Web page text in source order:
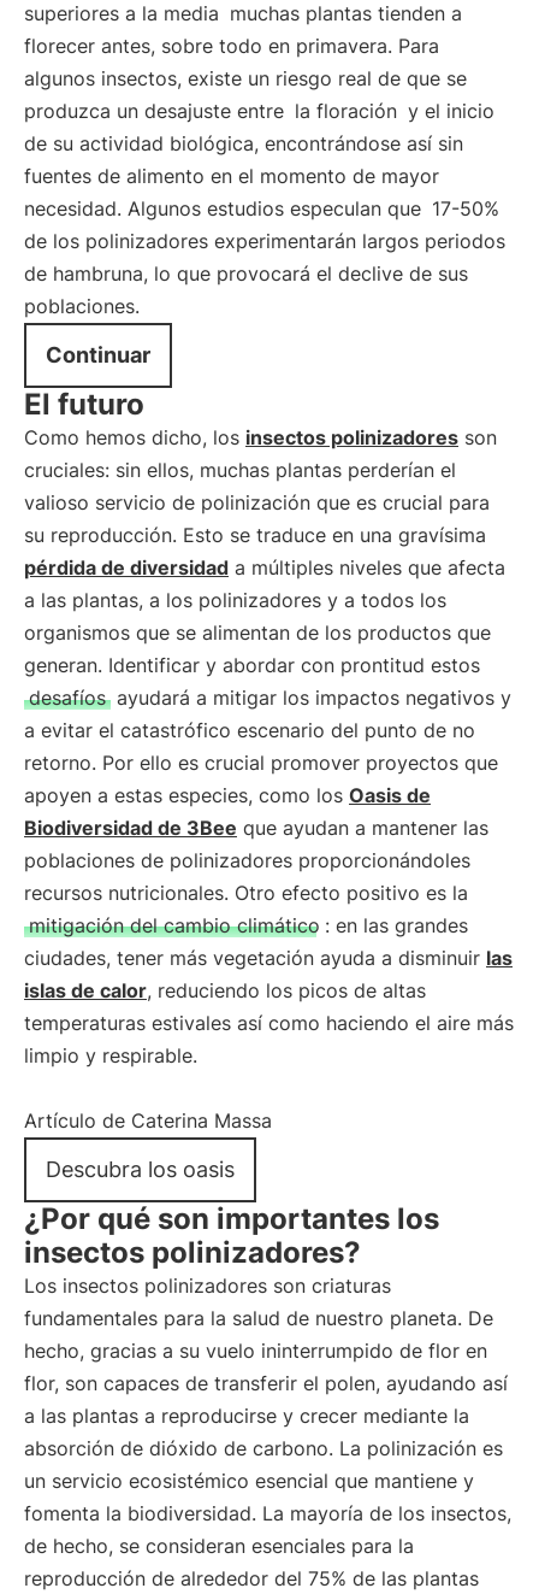
superiores a la media muchas plantas tienden a
florecer antes, sobre todo en primavera. Para
algunos insectos, existe un riesgo real de que se
produzca un desajuste entre la floración y el inicio
de su actividad biológica, encontrándose así sin
fuentes de alimento en el momento de mayor
necesidad. Algunos estudios especulan que 17-50%
de los polinizadores experimentarán largos periodos
de hambruna, lo que provocará el declive de sus
poblaciones.
Continuar
El futuro
Como hemos dicho, los insectos polinizadores son
cruciales: sin ellos, muchas plantas perderían el
valioso servicio de polinización que es crucial para
su reproducción. Esto se traduce en una gravísima
pérdida de diversidad a múltiples niveles que afecta
a las plantas, a los polinizadores y a todos los
organismos que se alimentan de los productos que
generan. Identificar y abordar con prontitud estos
desafíos ayudará a mitigar los impactos negativos y
a evitar el catastrófico escenario del punto de no
retorno. Por ello es crucial promover proyectos que
apoyen a estas especies, como los Oasis de
Biodiversidad de 3Bee que ayudan a mantener las
poblaciones de polinizadores proporcionándoles
recursos nutricionales. Otro efecto positivo es la
mitigación del cambio climático : en las grandes
ciudades, tener más vegetación ayuda a disminuir las
islas de calor, reduciendo los picos de altas
temperaturas estivales así como haciendo el aire más
limpio y respirable.
Artículo de Caterina Massa
Descubra los oasis
¿Por qué son importantes los
insectos polinizadores?
Los insectos polinizadores son criaturas
fundamentales para la salud de nuestro planeta. De
hecho, gracias a su vuelo ininterrumpido de flor en
flor, son capaces de transferir el polen, ayudando así
a las plantas a reproducirse y crecer mediante la
absorción de dióxido de carbono. La polinización es
un servicio ecosistémico esencial que mantiene y
fomenta la biodiversidad. La mayoría de los insectos,
de hecho, se consideran esenciales para la
reproducción de alrededor del 75% de las plantas